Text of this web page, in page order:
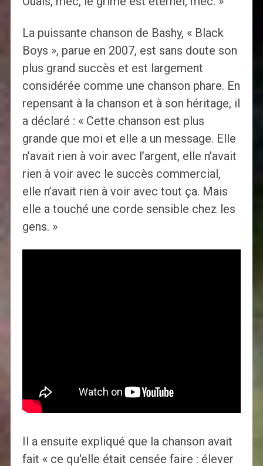
La puissante chanson de Bashy, « Black
Boys », parue en 2007, est sans doute son
plus grand succès et est largement
considérée comme une chanson phare. En
repensant à la chanson et à son héritage, il
a déclaré : « Cette chanson est plus
grande que moi et elle a un message. Elle
n’avait rien à voir avec l’argent, elle n’avait
rien à voir avec le succès commercial,
elle n’avait rien à voir avec tout ça. Mais
elle a touché une corde sensible chez les
gens. »
Il a ensuite expliqué que la chanson avait
fait « ce qu'elle était censée faire : élever